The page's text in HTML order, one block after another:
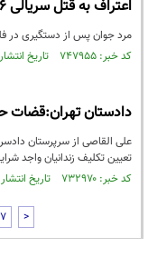
اعتراف به قتل سریالی 26 زن توسط شیطان تهرانی !
مرد جوان پس از دستگیری در فلکه دوم
کد خبر: ۷۴۷۹۵۵ تاریخ انتشار : ۱۴۰۰/۰۷/۲۸
دادستان تهران:قضات
علی القاصی از سرپرستان
تعیین تکلیف زندانیان واجد
کد خبر: ۷۳۲۹۷۰ تاریخ انتشار : ۱۴۰۰/۰۴/۲۷
7 >